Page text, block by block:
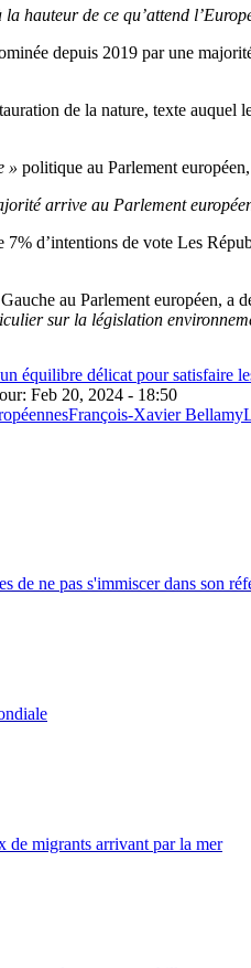
hauteur de ce qu’attend
depuis 2019 par une
de la nature, texte auquel
» politique au Parlement
arrive au Parlement
7% d’intentions de vote Les
au Parlement européen, a
sur la législation
équilibre délicat pour satisfaire
Feb 20, 2024 - 18:50
François-Xavier Bellamy
ne pas s'immiscer dans son
de migrants arrivant par la mer